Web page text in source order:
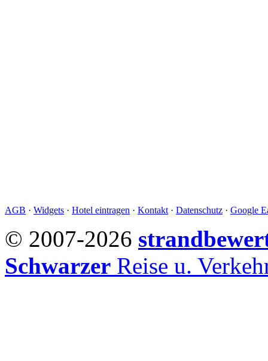
AGB · Widgets · Hotel eintragen · Kontakt · Datenschutz · Google
© 2007-2026
Schwarzer Reise u.